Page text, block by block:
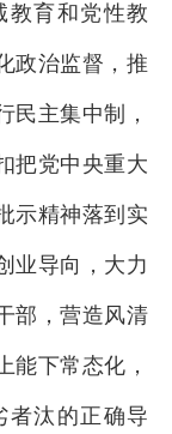
教育和党性教
政治监督，推
民主集中制，
把党中央重大
示精神落到实
业导向，大力
部，营造风清
能下常态化，
者汰的正确导